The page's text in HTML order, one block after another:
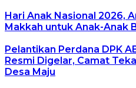
Hari Anak Nasional 2026,
Makkah untuk Anak-Anak
Pelantikan Perdana DPK
Resmi Digelar, Camat
Desa Maju